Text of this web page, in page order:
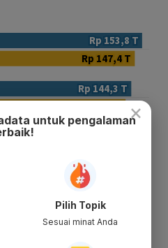
×
untuk pengalaman
Pilih Topik
Sesuai minat Anda